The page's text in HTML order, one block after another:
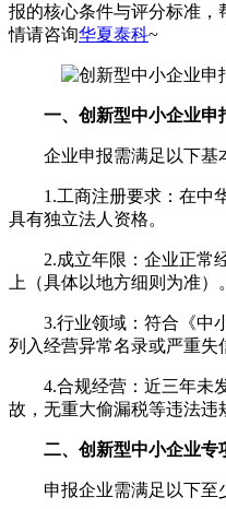
报的核心条件与评分标准
情请咨询华夏泰科~
一、创新型中小企业申
企业申报需满足以下基
1.工商注册要求：在中华
具有独立法人资格。
2.成立年限：企业正常经
上（具体以地方细则为准）。
3.行业领域：符合《中小
列入经营异常名录或严重失
4.合规经营：近三年未发
故，无重大偷漏税等违法违
二、创新型中小企业专
申报企业需满足以下至